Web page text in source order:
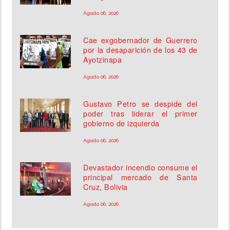
Agosto 06, 2026
Cae exgobernador de Guerrero
por la desaparición de los 43 de
Ayotzinapa
Agosto 06, 2026
Gustavo Petro se despide del
poder tras liderar el primer
gobierno de izquierda
Agosto 06, 2026
Devastador incendio consume el
principal mercado de Santa
Cruz, Bolivia
Agosto 06, 2026